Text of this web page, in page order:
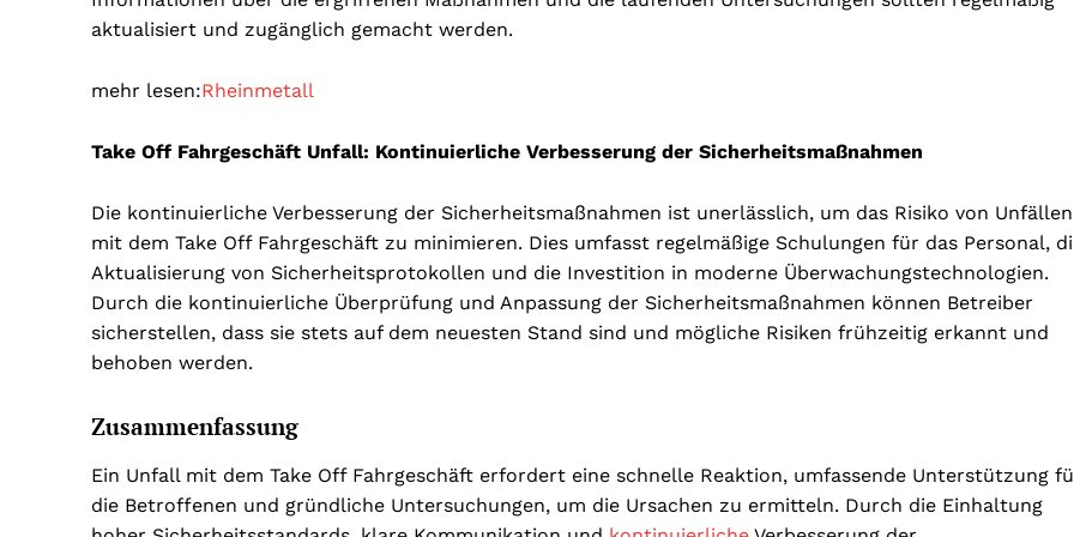
aktualisiert und zugänglich gemacht werden.
mehr lesen:Rheinmetall
Take Off Fahrgeschäft Unfall: Kontinuierliche Verbesserung der Sicherheitsmaßnahmen
Die kontinuierliche Verbesserung der Sicherheitsmaßnahmen ist unerlässlich, um das Risiko von Unfällen
mit dem Take Off Fahrgeschäft zu minimieren. Dies umfasst regelmäßige Schulungen für das Personal,
Aktualisierung von Sicherheitsprotokollen und die Investition in moderne Überwachungstechnologien.
Durch die kontinuierliche Überprüfung und Anpassung der Sicherheitsmaßnahmen können Betreiber
sicherstellen, dass sie stets auf dem neuesten Stand sind und mögliche Risiken frühzeitig erkannt und
behoben werden.
Zusammenfassung
Ein Unfall mit dem Take Off Fahrgeschäft erfordert eine schnelle Reaktion, umfassende Unterstützung
die Betroffenen und gründliche Untersuchungen, um die Ursachen zu ermitteln. Durch die Einhaltung